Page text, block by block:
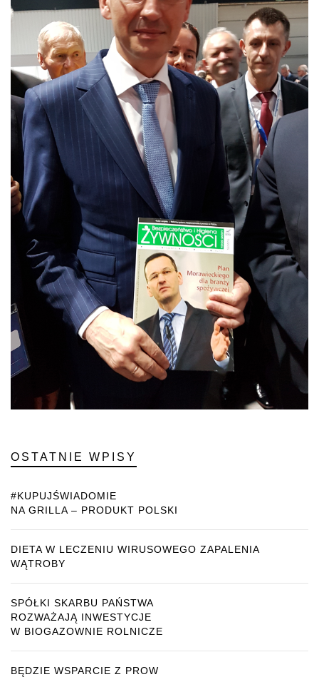
OSTATNIE WPISY
#KUPUJŚWIADOMIE
NA GRILLA – PRODUKT POLSKI
DIETA W LECZENIU WIRUSOWEGO ZAPALENIA
WĄTROBY
SPÓŁKI SKARBU PAŃSTWA
ROZWAŻAJĄ INWESTYCJE
W BIOGAZOWNIE ROLNICZE
BĘDZIE WSPARCIE Z PROW